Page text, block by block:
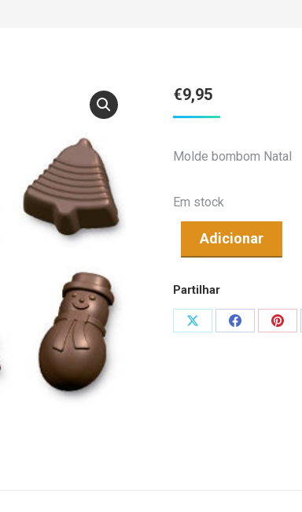
€9,95
Molde bombom Natal
Em stock
Adicionar
Partilhar
Share
Share